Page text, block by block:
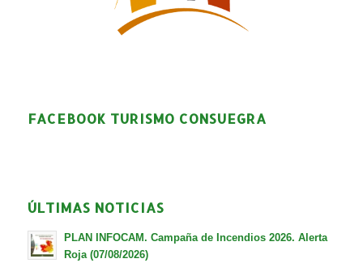
FACEBOOK TURISMO CONSUEGRA
ÚLTIMAS NOTICIAS
PLAN INFOCAM. Campaña de Incendios 2026. Alerta
Roja (07/08/2026)